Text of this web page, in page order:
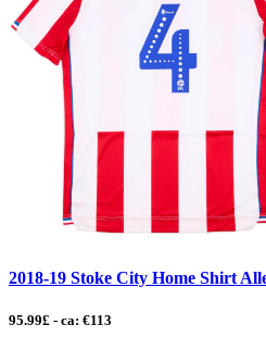
2018-19 Stoke City Home Shirt
95.99£ - ca: €113